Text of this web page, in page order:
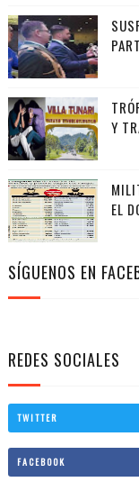
Y
EL
SÍGUENOS EN
REDES SOCIALES
TWITTER
FACEBOOK